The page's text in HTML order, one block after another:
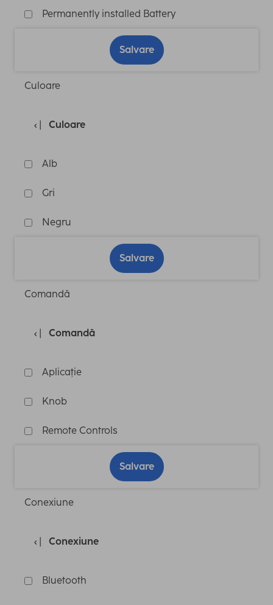
Permanently installed Battery
Salvare
Culoare
Culoare
Alb
Gri
Negru
Salvare
Comandă
Comandă
Aplicație
Knob
Remote Controls
Salvare
Conexiune
Conexiune
Bluetooth